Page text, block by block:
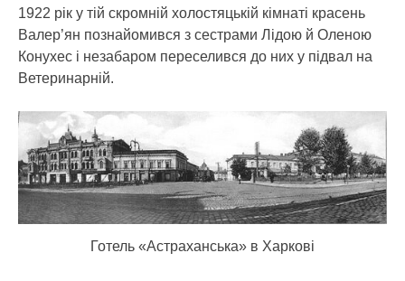
1922 рік у тій скромній холостяцькій кімнаті красень
Валер’ян познайомився з сестрами Лідою й Оленою
Конухес і незабаром переселився до них у підвал на
Ветеринарній.
Готель «Астраханська» в Харкові